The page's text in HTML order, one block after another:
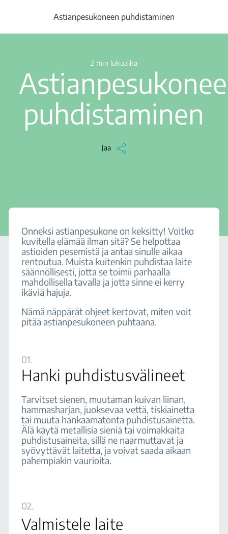
Astianpesukoneen puhdistaminen
2 min lukuaika
puhdistaminen
Jaa
Astianpesukoneen puhdistaminen
Onneksi astianpesukone on keksitty! Voitko
kuvitella elämää ilman sitä? Se helpottaa
astioiden pesemistä ja antaa sinulle aikaa
rentoutua. Muista kuitenkin puhdistaa laite
säännöllisesti, jotta se toimii parhaalla
mahdollisella tavalla ja jotta sinne ei kerry
ikäviä hajuja.
Nämä näppärät ohjeet kertovat, miten voit
pitää astianpesukoneen puhtaana.
01.
Hanki puhdistusvälineet
Tarvitset sienen, muutaman kuivan liinan,
hammasharjan, juoksevaa vettä, tiskiainetta
tai muuta hankaamatonta puhdistusainetta.
Älä käytä metallisia sieniä tai voimakkaita
puhdistusaineita, sillä ne naarmuttavat ja
syövyttävät laitetta, ja voivat saada aikaan
pahempiakin vaurioita.
02.
Valmistele laite